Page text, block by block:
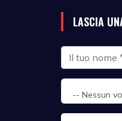
LASCIA
-- Nessun